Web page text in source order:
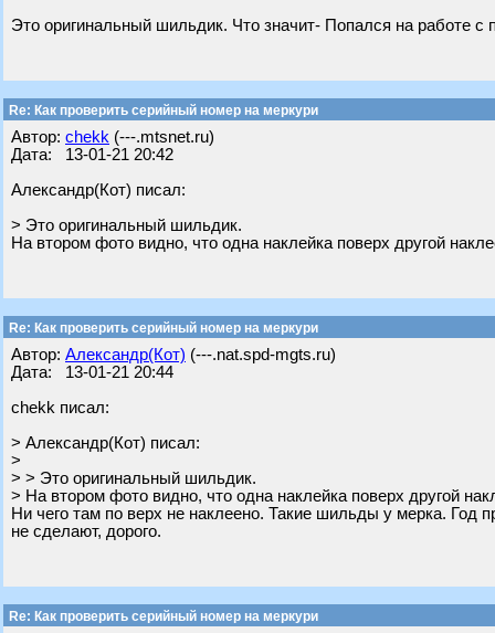
Это оригинальный шильдик. Что значит- Попался на работе с
Re: Как проверить серийный номер на меркури
Автор: chekk (---.mtsnet.ru)
Дата: 13-01-21 20:42
Александр(Кот) писал:
> Это оригинальный шильдик.
На втором фото видно, что одна наклейка поверх другой
Re: Как проверить серийный номер на меркури
Автор: Александр(Кот) (---.nat.spd-mgts.ru)
Дата: 13-01-21 20:44
chekk писал:
> Александр(Кот) писал:
>
> > Это оригинальный шильдик.
> На втором фото видно, что одна наклейка поверх другой
Ни чего там по верх не наклеено. Такие шильды у мерка. Год
не сделают, дорого.
Re: Как проверить серийный номер на меркури